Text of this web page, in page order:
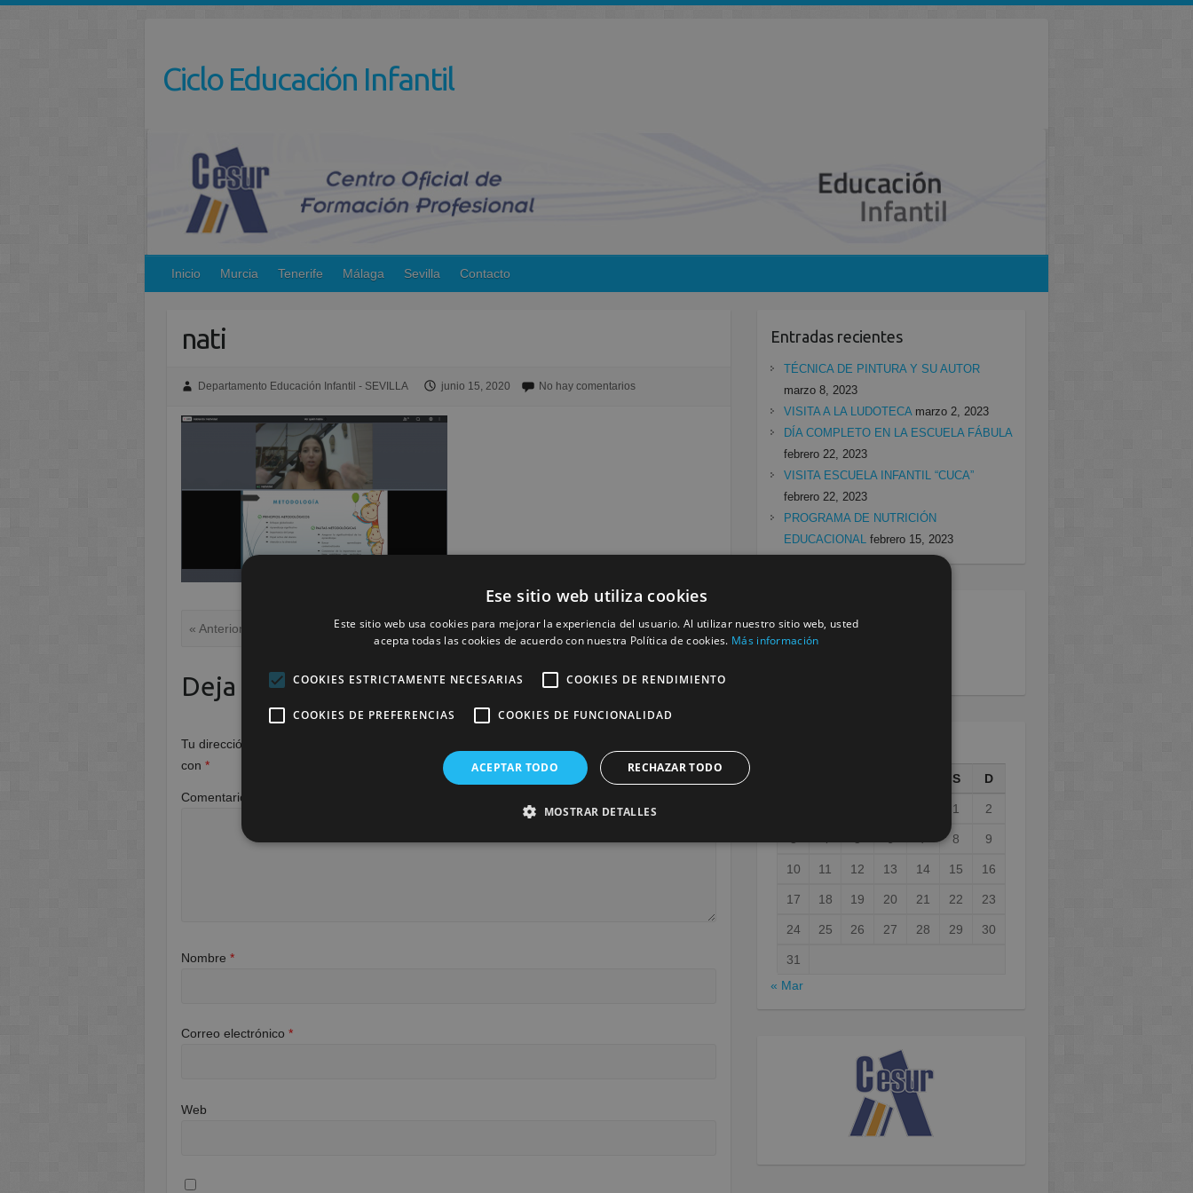
Ciclo Educación Infantil
Inicio Murcia Tenerife Málaga Sevilla Contacto
nati
Departamento Educación Infantil - SEVILLA junio 15, 2020 No hay comentarios
« Anterior Siguiente »
Deja una respuesta
Tu dirección de correo electrónico no será publicada.
con*
Comentario
Nombre*
Correo electrónico*
Web
Entradas recientes
TÉCNICA DE PINTURA Y SU AUTOR
marzo 8, 2023
VISITA A LA LUDOTECA marzo 2, 2023
DÍA COMPLETO EN LA ESCUELA FÁBULA
febrero 22, 2023
VISITA ESCUELA INFANTIL “CUCA”
febrero 22, 2023
PROGRAMA DE NUTRICIÓN
EDUCACIONAL febrero 15, 2023
Categorias
S D
1 2
8 9
10 11 12 13 14 15 16
17 18 19 20 21 22 23
24 25 26 27 28 29 30
31
« Mar
Ese sitio web utiliza cookies
Este sitio web usa cookies para mejorar la experiencia del usuario. Al utilizar nuestro sitio web, usted
acepta todas las cookies de acuerdo con nuestra Política de cookies. Más información
COOKIES ESTRICTAMENTE NECESARIAS COOKIES DE RENDIMIENTO
COOKIES DE PREFERENCIAS COOKIES DE FUNCIONALIDAD
ACEPTAR TODO RECHAZAR TODO
MOSTRAR DETALLES